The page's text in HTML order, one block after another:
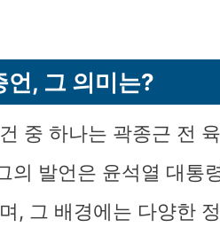
언, 그 의미는?
중 하나는 곽종근 전
의 발언은 윤석열 대통
, 그 배경에는 다양한